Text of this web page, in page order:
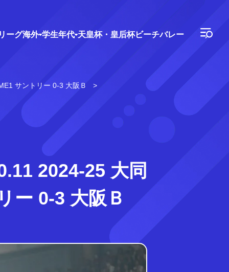
ーグ海外 学生年代 天皇杯・皇后杯ビーチバレー
サントリー 0-3 大阪Ｂ
2024-25 大同
ー 0-3 大阪Ｂ